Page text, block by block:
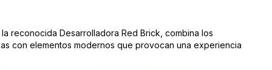
reconocida Desarrolladora Red Brick, combina los
con elementos modernos que provocan una experiencia